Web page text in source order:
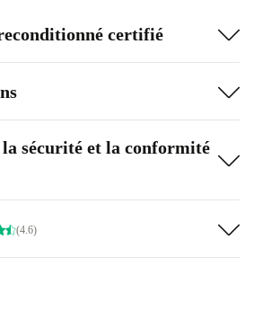
certifié
sécurité et la conformité
(4.6)